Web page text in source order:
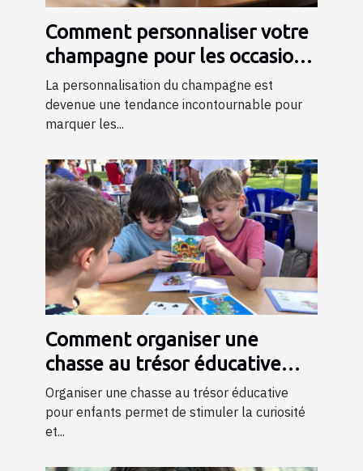
Comment personnaliser votre
champagne pour les occasions
spéciales ?
La personnalisation du champagne est
devenue une tendance incontournable pour
marquer les...
Comment organiser une
chasse au trésor éducative
pour enfants
Organiser une chasse au trésor éducative
pour enfants permet de stimuler la curiosité
et...